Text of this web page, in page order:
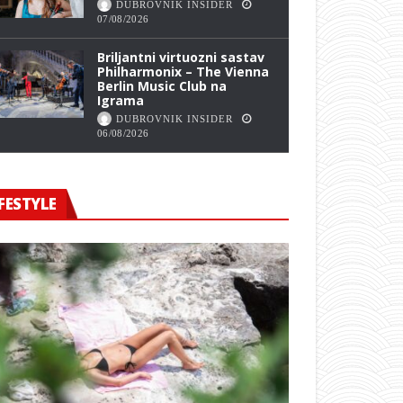
DUBROVNIK INSIDER
07/08/2026
Briljantni virtuozni sastav
Philharmonix – The Vienna
Berlin Music Club na
Igrama
DUBROVNIK INSIDER
06/08/2026